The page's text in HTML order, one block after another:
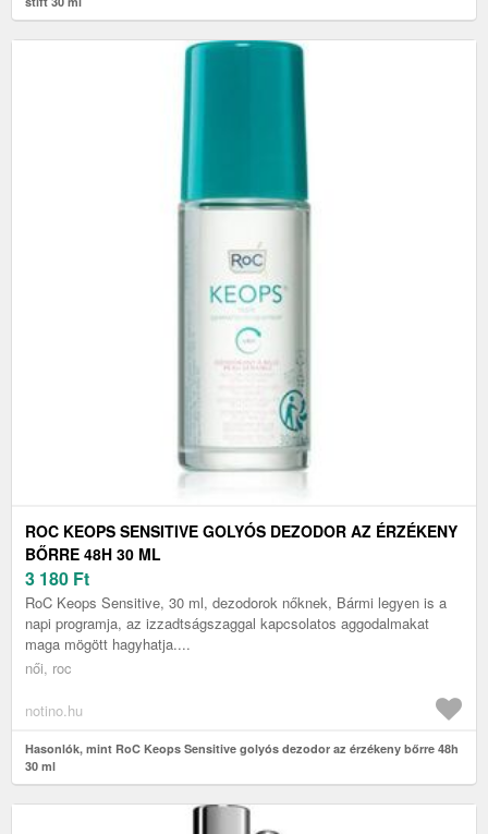
ROC KEOPS SENSITIVE GOLYÓS DEZODOR AZ ÉRZÉKENY
BŐRRE 48H 30 ML
3 180 Ft
RoC Keops Sensitive, 30 ml, dezodorok nőknek, Bármi legyen is a
napi programja, az izzadtságszaggal kapcsolatos aggodalmakat
maga mögött hagyhatja....
női, roc
notino.hu
Hasonlók, mint RoC Keops Sensitive golyós dezodor az érzékeny bőrre 48h
30 ml